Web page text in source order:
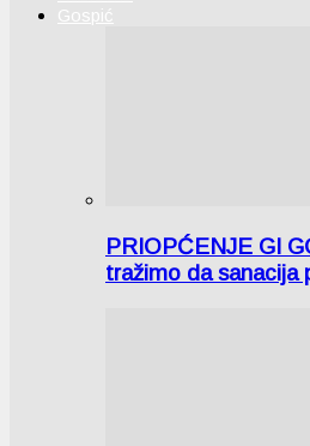
Gospić
PRIOPĆENJE GI
tražimo da sanacija